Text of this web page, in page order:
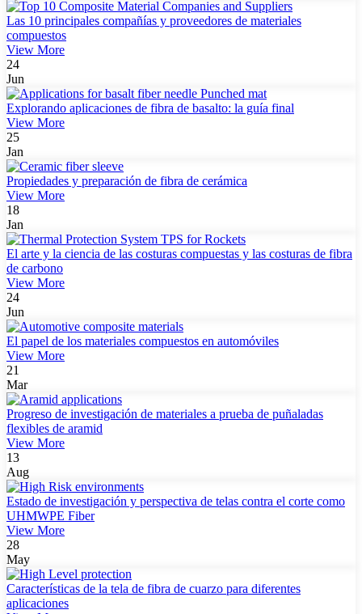
Las 10 principales compañías y proveedores de materiales
compuestos
View More
24
Jun
Explorando aplicaciones de fibra de basalto: la guía final
View More
25
Jan
Propiedades y preparación de fibra de cerámica
View More
18
Jan
El arte y la ciencia de las costuras compuestas y las costuras de fibra
de carbono
View More
24
Jun
El papel de los materiales compuestos en automóviles
View More
21
Mar
Progreso de investigación de materiales a prueba de puñaladas
flexibles de aramid
View More
13
Aug
Estado de investigación y perspectiva de telas contra el corte como
UHMWPE Fiber
View More
28
May
Características de la tela de fibra de cuarzo para diferentes
aplicaciones